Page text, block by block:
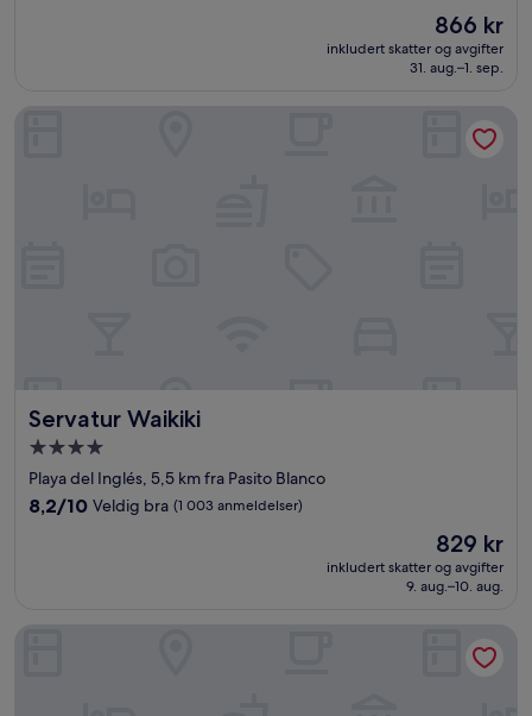
anmeldelser)
Prisen
er
866 kr
866 kr
inkludert skatter og avgifter
31. aug.–1. sep.
Servatur Waikiki
Servatur Waikiki
Overnattingssted
med
4.0
stjerner
Playa del Inglés, 5,5 km fra Pasito Blanco
8.2
anmeldelser)
8,2/10 Veldig bra (1 003 anmeldelser)
Prisen
829 kr
829 kr
inkludert skatter og avgifter
9. aug.–10. aug.
H10 Playa Meloneras Horizons Collection